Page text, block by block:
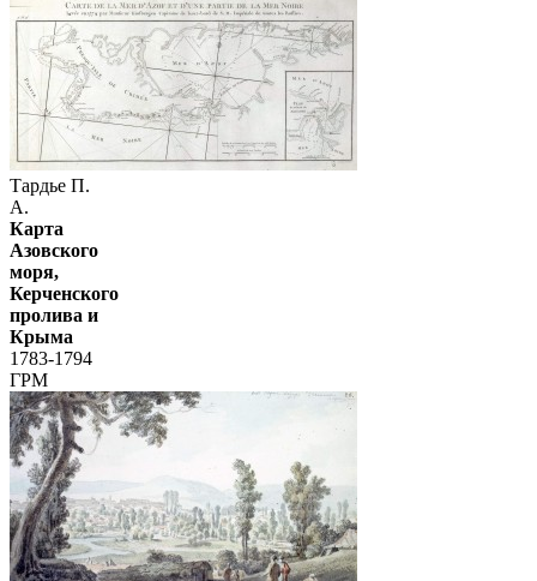
Тардье П.
А.
Карта
Азовского
моря,
Керченского
пролива и
Крыма
1783-1794
ГРМ